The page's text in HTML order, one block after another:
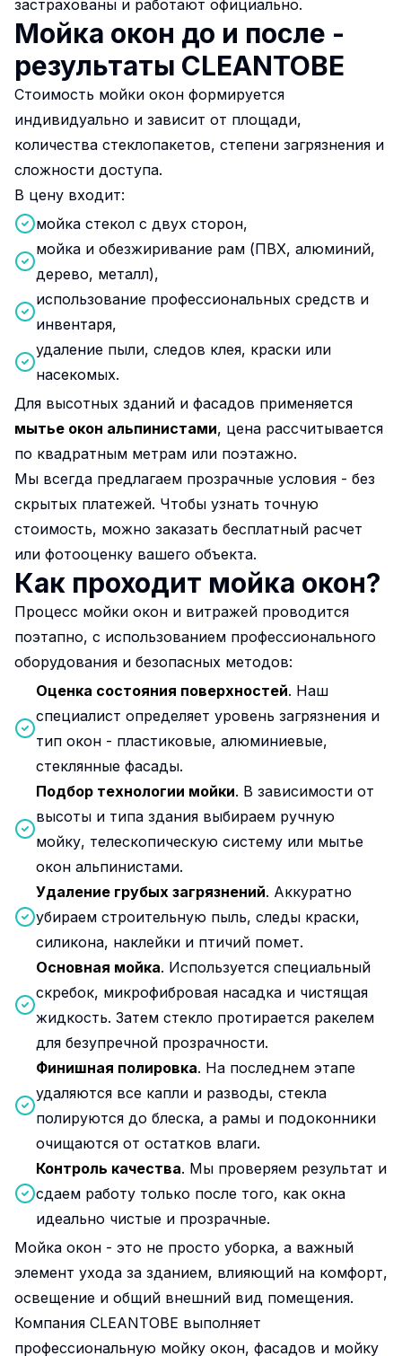
застрахованы и работают официально.
Мойка окон до и после -
результаты CLEANTOBE
Стоимость мойки окон формируется
индивидуально и зависит от площади,
количества стеклопакетов, степени загрязнения и
сложности доступа.
В цену входит:
мойка стекол с двух сторон,
мойка и обезжиривание рам (ПВХ, алюминий,
дерево, металл),
использование профессиональных средств и
инвентаря,
удаление пыли, следов клея, краски или
насекомых.
Для высотных зданий и фасадов применяется
мытье окон альпинистами, цена рассчитывается
по квадратным метрам или поэтажно.
Мы всегда предлагаем прозрачные условия - без
скрытых платежей. Чтобы узнать точную
стоимость, можно заказать бесплатный расчет
или фотооценку вашего объекта.
Как проходит мойка окон?
Процесс мойки окон и витражей проводится
поэтапно, с использованием профессионального
оборудования и безопасных методов:
Оценка состояния поверхностей. Наш
специалист определяет уровень загрязнения и
тип окон - пластиковые, алюминиевые,
стеклянные фасады.
Подбор технологии мойки. В зависимости от
высоты и типа здания выбираем ручную
мойку, телескопическую систему или мытье
окон альпинистами.
Удаление грубых загрязнений. Аккуратно
убираем строительную пыль, следы краски,
силикона, наклейки и птичий помет.
Основная мойка. Используется специальный
скребок, микрофибровая насадка и чистящая
жидкость. Затем стекло протирается ракелем
для безупречной прозрачности.
Финишная полировка. На последнем этапе
удаляются все капли и разводы, стекла
полируются до блеска, а рамы и подоконники
очищаются от остатков влаги.
Контроль качества. Мы проверяем результат и
сдаем работу только после того, как окна
идеально чистые и прозрачные.
Мойка окон - это не просто уборка, а важный
элемент ухода за зданием, влияющий на комфорт,
освещение и общий внешний вид помещения.
Компания CLEANTOBE выполняет
профессиональную мойку окон, фасадов и мойку